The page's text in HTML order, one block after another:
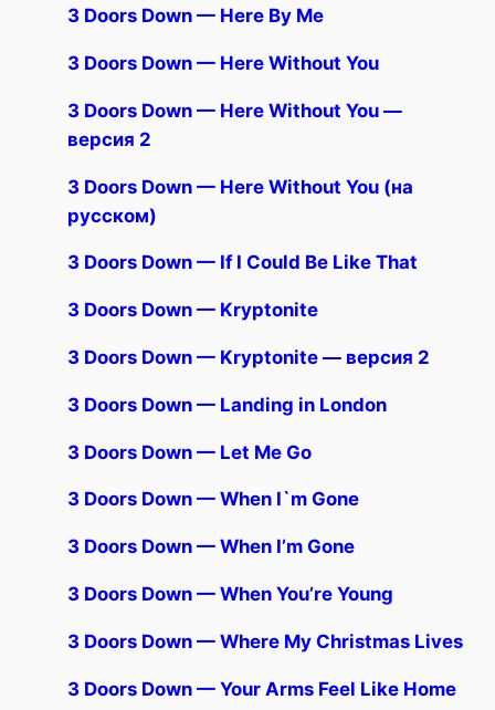
3 Doors Down — Here By Me
3 Doors Down — Here Without You
3 Doors Down — Here Without You —
версия 2
3 Doors Down — Here Without You (на
русском)
3 Doors Down — If I Could Be Like That
3 Doors Down — Kryptonite
3 Doors Down — Kryptonite — версия 2
3 Doors Down — Landing in London
3 Doors Down — Let Me Go
3 Doors Down — When I`m Gone
3 Doors Down — When I’m Gone
3 Doors Down — When You’re Young
3 Doors Down — Where My Christmas Lives
3 Doors Down — Your Arms Feel Like Home